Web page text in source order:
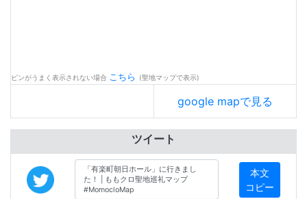
ピンがうまく表示されない場合 こちら (聖地マップで表示)
google mapで見る
ツイート
本文
コピー